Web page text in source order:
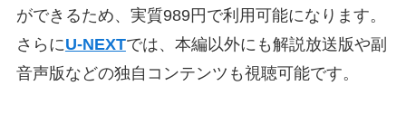
ができるため、実質989円で利用可能になります。
さらにU-NEXTでは、本編以外にも解説放送版や副
音声版などの独自コンテンツも視聴可能です。